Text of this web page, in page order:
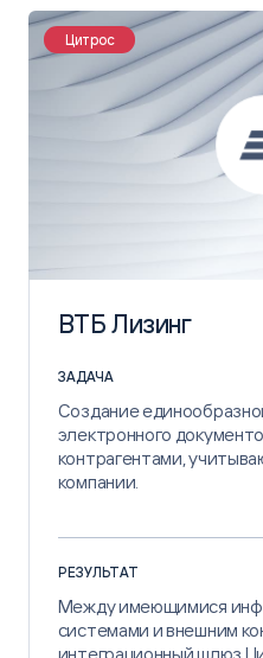
ВТБ Лизинг
ЗАДАЧА
Создание
электронного
контрагентами,
компании.
РЕЗУЛЬТАТ
Между имеющимися
системами и внешним
Цитрос